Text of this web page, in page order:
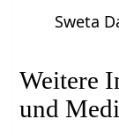
Sweta
Weitere
und